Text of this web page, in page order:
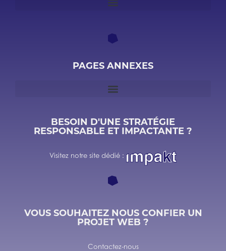
PAGES ANNEXES
BESOIN D'UNE STRATÉGIE
RESPONSABLE ET IMPACTANTE ?
Visitez notre site dédié :
VOUS SOUHAITEZ NOUS CONFIER UN
PROJET WEB ?
Contactez-nous